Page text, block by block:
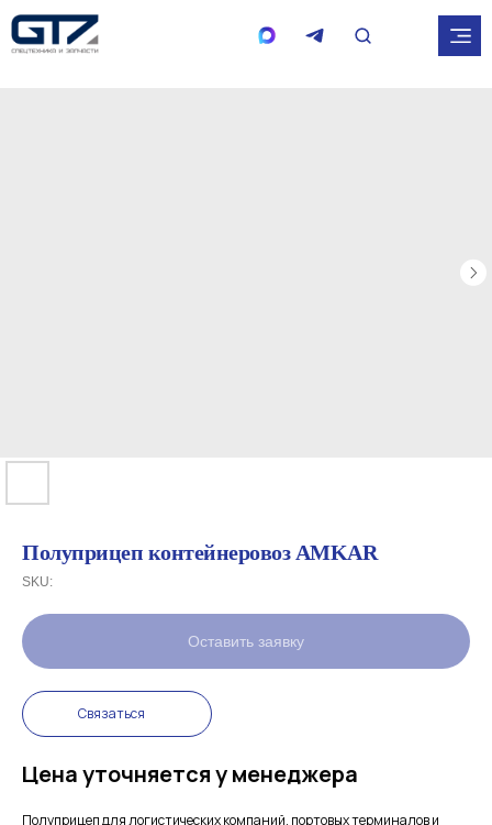
Полуприцеп контейнеровоз AMKAR
SKU:
Оставить заявку
Связаться
Цена уточняется у менеджера
Полуприцеп для логистических компаний, портовых терминалов и